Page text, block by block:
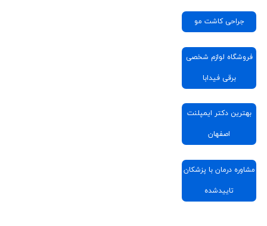
جراحی کاشت مو
فروشگاه لوازم شخصی
برقی فیدابا
بهترین دکتر ایمپلنت
اصفهان
مشاوره درمان با پزشکان
تاییدشده